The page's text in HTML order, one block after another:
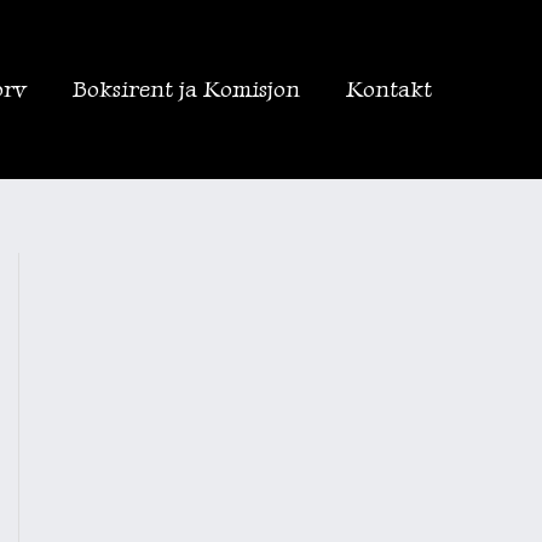
Boksirent ja Komisjon Kontakt